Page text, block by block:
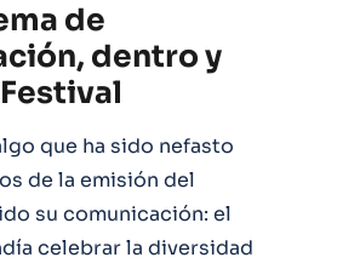
de
dentro y
que ha sido nefasto
de la emisión del
su comunicación: el
celebrar la diversidad